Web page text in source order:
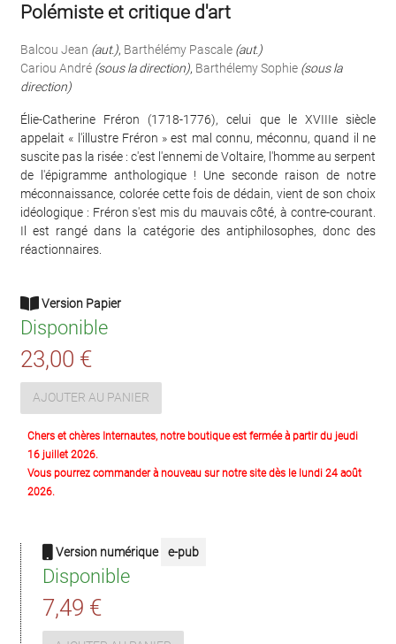
Polémiste et critique d'art
Balcou Jean (aut.), Barthélémy Pascale (aut.)
Cariou André (sous la direction), Barthélemy Sophie (sous la
direction)
Élie-Catherine Fréron (1718-1776), celui que le XVIIIe siècle
appelait « l'illustre Fréron » est mal connu, méconnu, quand il ne
suscite pas la risée : c'est l'ennemi de Voltaire, l'homme au serpent
de l'épigramme anthologique ! Une seconde raison de notre
méconnaissance, colorée cette fois de dédain, vient de son choix
idéologique : Fréron s'est mis du mauvais côté, à contre-courant.
Il est rangé dans la catégorie des antiphilosophes, donc des
réactionnaires.
Version Papier
Disponible
23,00 €
AJOUTER AU PANIER
Chers et chères Internautes, notre boutique est fermée à partir du jeudi
16 juillet 2026.
Vous pourrez commander à nouveau sur notre site dès le lundi 24 août
2026.
Version numérique e-pub
Disponible
7,49 €